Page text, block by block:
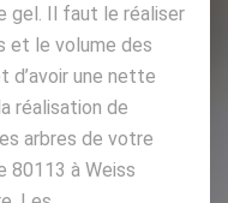
gel. Il faut le réaliser
et le volume des
d’avoir une nette
réalisation de
arbres de votre
80113 à Weiss